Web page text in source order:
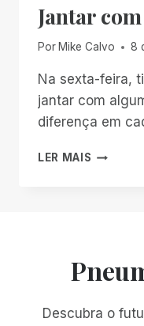
Jantar
Por Mike Calvo 8
Na sexta-feira,
jantar com
diferença em
LER MAIS JANTAR
Descubra o